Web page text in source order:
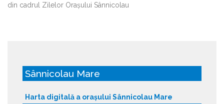
din cadrul Zilelor Orașului Sânnicolau
Sânnicolau Mare
Harta digitală a orașului Sânnicolau Mare